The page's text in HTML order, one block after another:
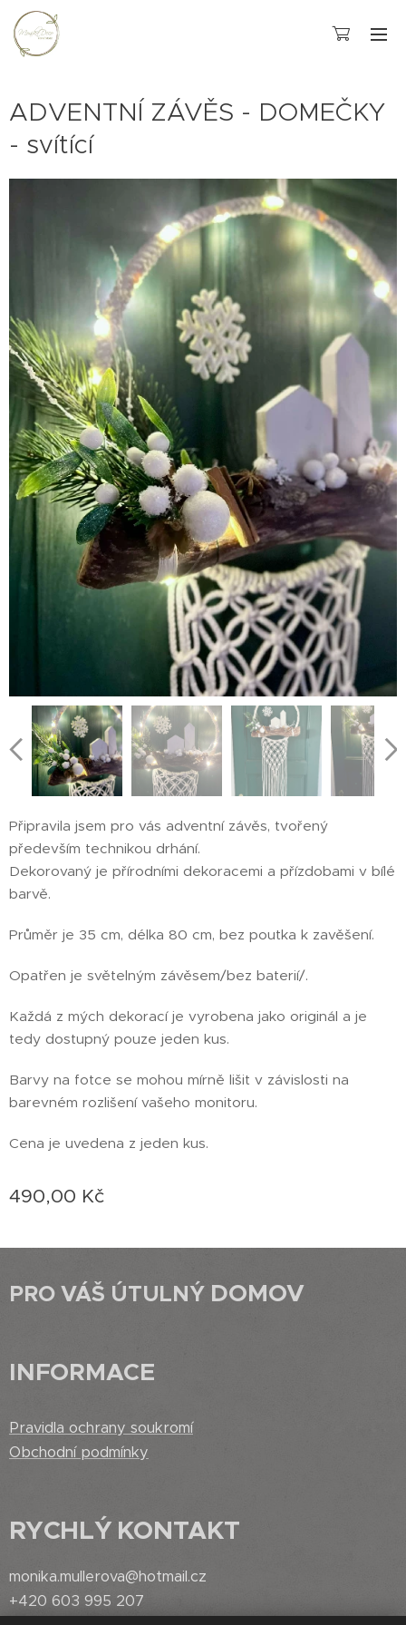
ADVENTNÍ ZÁVĚS - DOMEČKY
- svítící
Připravila jsem pro vás adventní závěs, tvořený
především technikou drhání.
Dekorovaný je přírodními dekoracemi a přízdobami v bílé
barvě.
Průměr je 35 cm, délka 80 cm, bez poutka k zavěšení.
Opatřen je světelným závěsem/bez baterií/.
Každá z mých dekorací je vyrobena jako originál a je
tedy dostupný pouze jeden kus.
Barvy na fotce se mohou mírně lišit v závislosti na
barevném rozlišení vašeho monitoru.
Cena je uvedena z jeden kus.
490,00 Kč
PRO VÁŠ ÚTULNÝ DOMOV
INFORMACE
Pravidla ochrany soukromí
Obchodní podmínky
RYCHLÝ KONTAKT
monika.mullerova@hotmail.cz
+420 603 995 207